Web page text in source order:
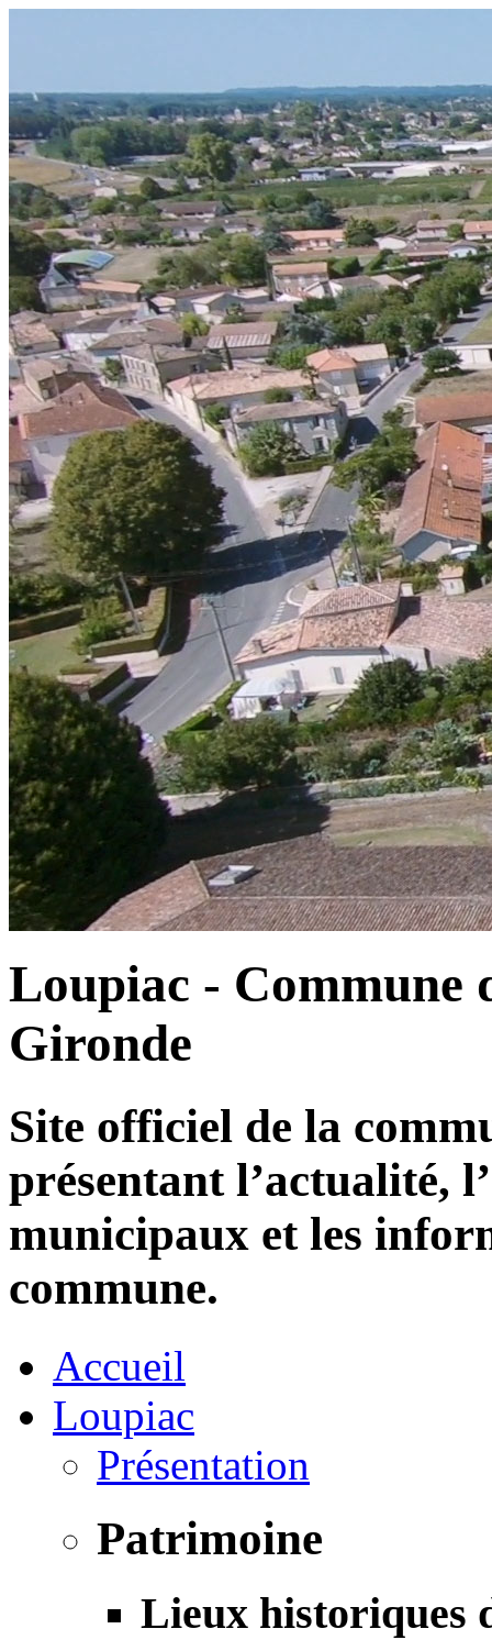
Loupiac - Commune
Gironde
Site officiel de la
présentant l’actualité,
municipaux et les
commune.
Accueil
Loupiac
Présentation
Patrimoine
Lieux historiques